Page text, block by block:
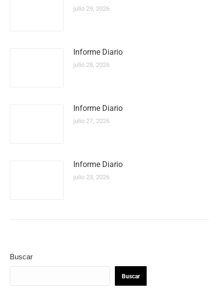
julio 29, 2026
Informe Diario
julio 28, 2026
Informe Diario
julio 27, 2026
Informe Diario
julio 23, 2026
Buscar
Buscar